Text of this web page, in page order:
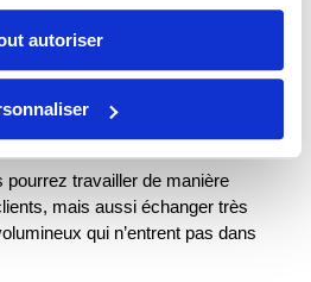
autoriser
d’une vitesse de téléchargement
d’uploader plusieurs fichiers à
entre un forfait à 3€ pour 7 jours
travailler de manière
mais aussi échanger très
qui n’entrent pas dans